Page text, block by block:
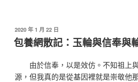
發
佈
於
2020 年 1 月 22 日
包養網散記：玉輪與信奉與
由於信奉，以是效仿。不知祖上
源，但我真的是從基因裡就是崇敬他